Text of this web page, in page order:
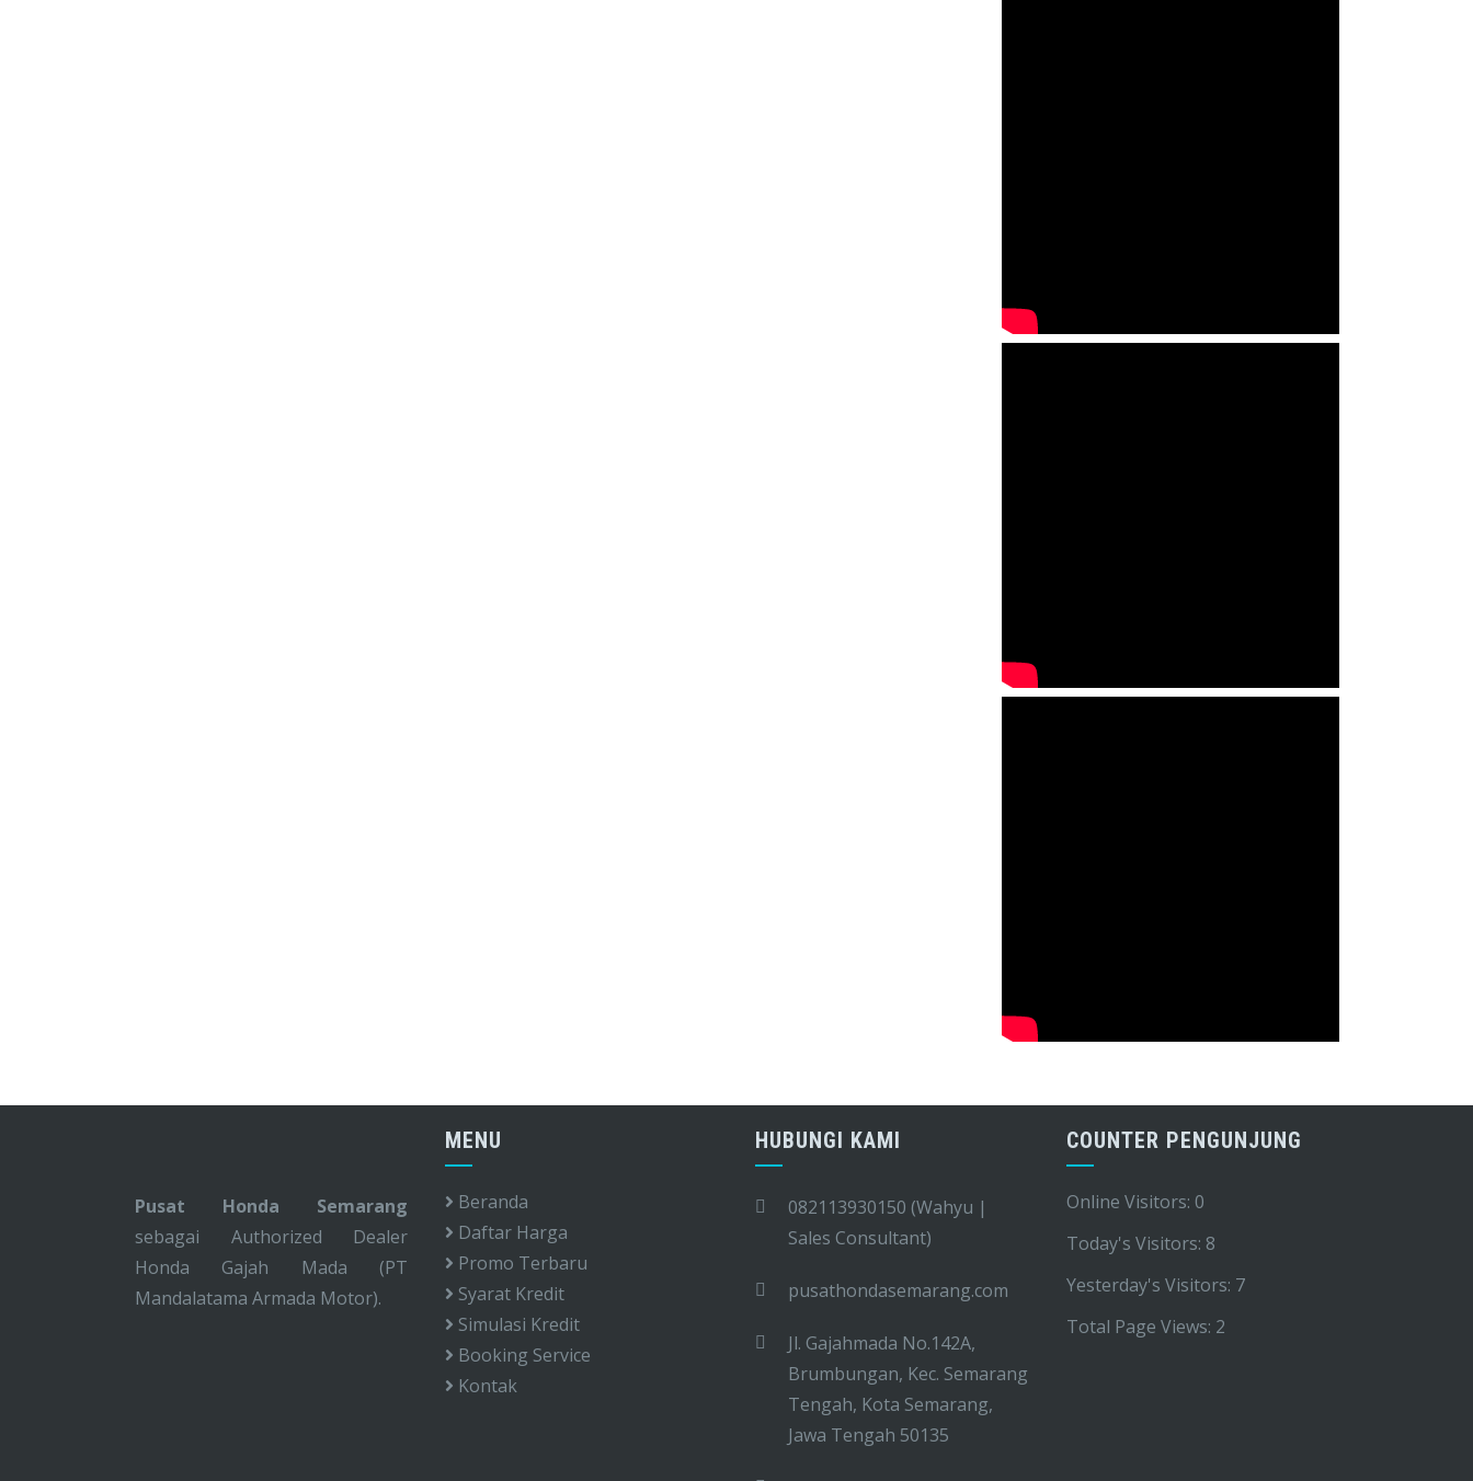
Pusat Honda Semarang
sebagai Authorized Dealer
Honda Gajah Mada (PT
Mandalatama Armada Motor).
MENU
Beranda
Daftar Harga
Promo Terbaru
Syarat Kredit
Simulasi Kredit
Booking Service
Kontak
HUBUNGI KAMI
082113930150 (Wahyu |
Sales Consultant)
pusathondasemarang.com
Jl. Gajahmada No.142A,
Brumbungan, Kec. Semarang
Tengah, Kota Semarang,
Jawa Tengah 50135
COUNTER PENGUNJUNG
Online Visitors: 0
Today's Visitors: 8
Yesterday's Visitors: 7
Total Page Views: 2